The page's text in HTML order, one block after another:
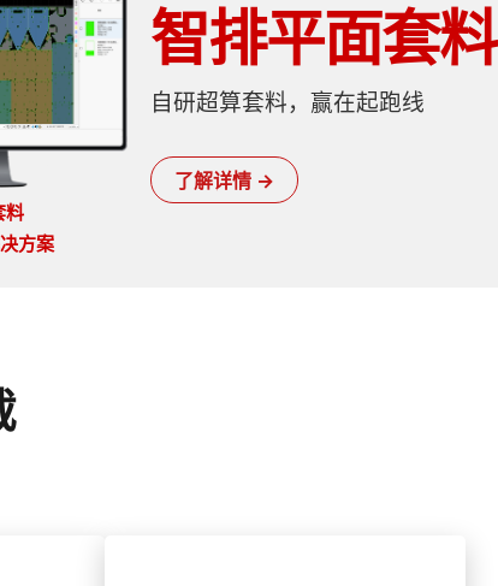
料
方案
智排平面套料
自研超算套料，赢在起跑线
了解详情 →